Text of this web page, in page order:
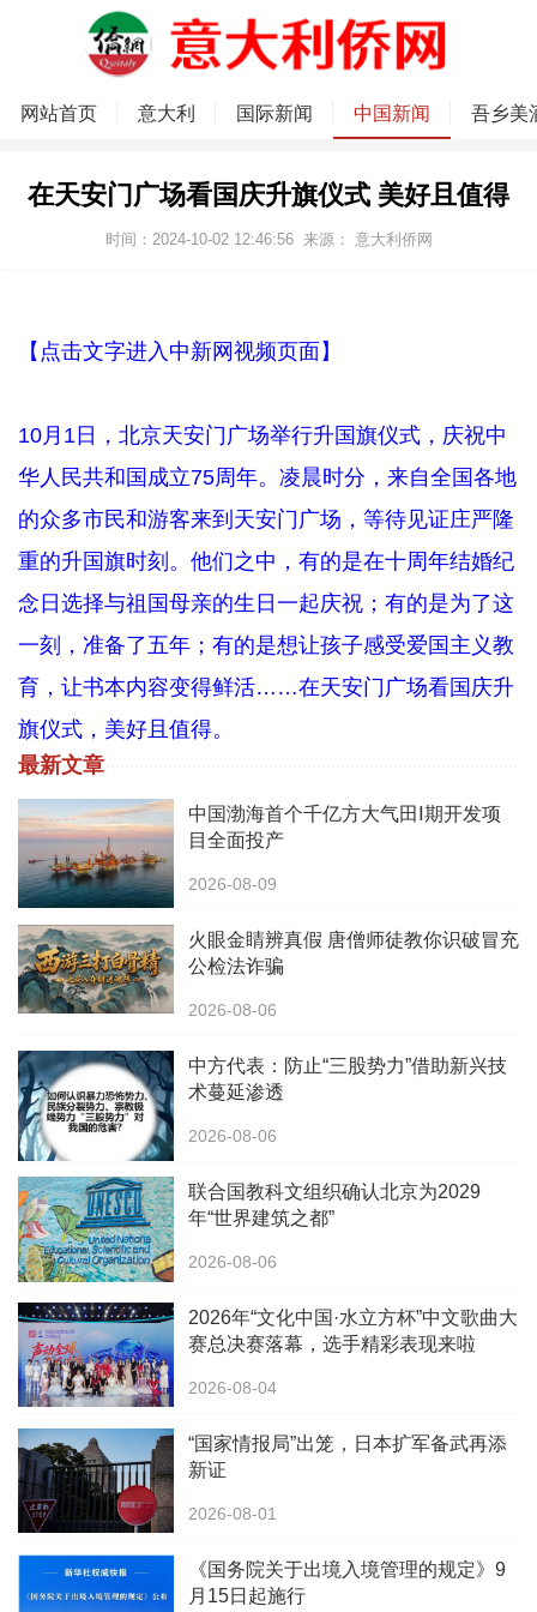
网站首页 意大利 国际新闻 中国新闻 吾乡美
在天安门广场看国庆升旗仪式 美好且值得
时间：2024-10-02 12:46:56 来源： 意大利侨网
【点击文字进入中新网视频页面】
10月1日，北京天安门广场举行升国旗仪式，庆祝中
华人民共和国成立75周年。凌晨时分，来自全国各地
的众多市民和游客来到天安门广场，等待见证庄严隆
重的升国旗时刻。他们之中，有的是在十周年结婚纪
念日选择与祖国母亲的生日一起庆祝；有的是为了这
一刻，准备了五年；有的是想让孩子感受爱国主义教
育，让书本内容变得鲜活……在天安门广场看国庆升
旗仪式，美好且值得。
最新文章
中国渤海首个千亿方大气田Ⅰ期开发项
目全面投产
2026-08-09
火眼金睛辨真假 唐僧师徒教你识破冒充
公检法诈骗
2026-08-06
中方代表：防止“三股势力”借助新兴技
术蔓延渗透
2026-08-06
联合国教科文组织确认北京为2029
年“世界建筑之都”
2026-08-06
2026年“文化中国·水立方杯”中文歌曲大
赛总决赛落幕，选手精彩表现来啦
2026-08-04
“国家情报局”出笼，日本扩军备武再添
新证
2026-08-01
《国务院关于出境入境管理的规定》9
月15日起施行